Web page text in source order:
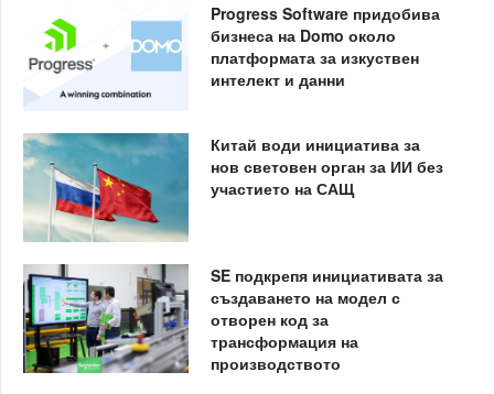
Progress Software придобива
бизнеса на Domo около
платформата за изкуствен
интелект и данни
Китай води инициатива за
нов световен орган за ИИ без
участието на САЩ
SE подкрепя инициативата за
създаването на модел с
отворен код за
трансформация на
производството